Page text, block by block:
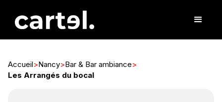
Accueil>Nancy>Bar & Bar ambiance>
Les Arrangés du bocal